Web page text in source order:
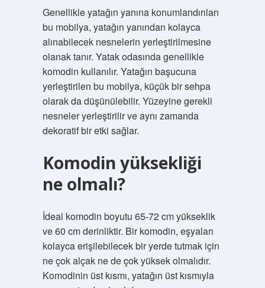
Genellikle yatağın yanına konumlandırılan
bu mobilya, yatağın yanından kolayca
alınabilecek nesnelerin yerleştirilmesine
olanak tanır. Yatak odasında genellikle
komodin kullanılır. Yatağın başucuna
yerleştirilen bu mobilya, küçük bir sehpa
olarak da düşünülebilir. Yüzeyine gerekli
nesneler yerleştirilir ve aynı zamanda
dekoratif bir etki sağlar.
Komodin yüksekliği
ne olmalı?
İdeal komodin boyutu 65-72 cm yükseklik
ve 60 cm derinliktir. Bir komodin, eşyaları
kolayca erişilebilecek bir yerde tutmak için
ne çok alçak ne de çok yüksek olmalıdır.
Komodinin üst kısmı, yatağın üst kısmıyla